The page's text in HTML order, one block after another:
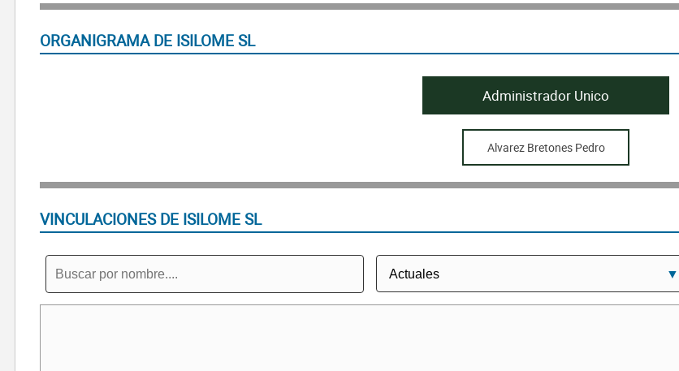
ORGANIGRAMA DE ISILOME SL
Administrador Unico
Alvarez Bretones Pedro
VINCULACIONES DE ISILOME SL